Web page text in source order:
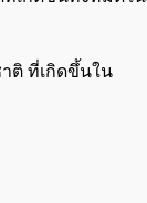
ติ ที่เกิดขึ้นใน